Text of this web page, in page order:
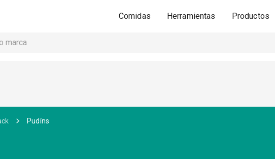
Comidas Herramientas Productos
Pudíns